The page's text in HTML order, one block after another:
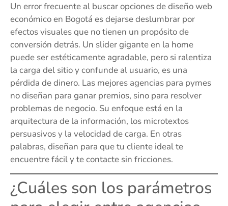
Un error frecuente al buscar opciones de diseño web
económico en Bogotá es dejarse deslumbrar por
efectos visuales que no tienen un propósito de
conversión detrás. Un slider gigante en la home
puede ser estéticamente agradable, pero si ralentiza
la carga del sitio y confunde al usuario, es una
pérdida de dinero. Las mejores agencias para pymes
no diseñan para ganar premios, sino para resolver
problemas de negocio. Su enfoque está en la
arquitectura de la información, los microtextos
persuasivos y la velocidad de carga. En otras
palabras, diseñan para que tu cliente ideal te
encuentre fácil y te contacte sin fricciones.
¿Cuáles son los parámetros